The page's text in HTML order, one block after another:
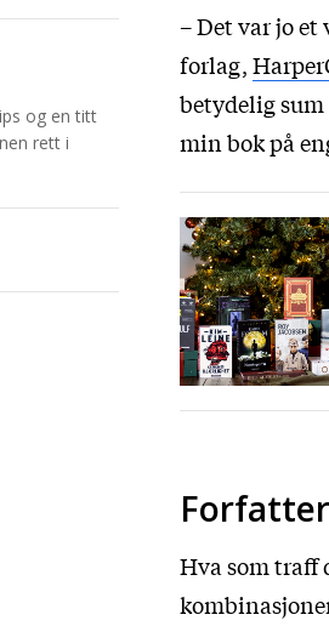
og en titt
rett i
– Det var jo
forlag,
betydelig
min bok på
Hva som traff